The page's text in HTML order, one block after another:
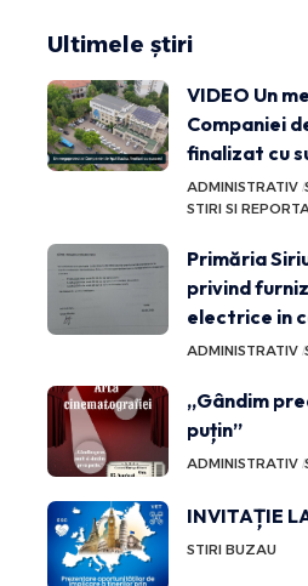
Ultimele știri
VIDEO Un
Companiei
finalizat cu
ADMINISTRATIV
STIRI SI
Primăria
privind
electrice in
ADMINISTRATIV
„Gândim
puțin”
ADMINISTRATIV
INVITAȚIE
STIRI BUZAU